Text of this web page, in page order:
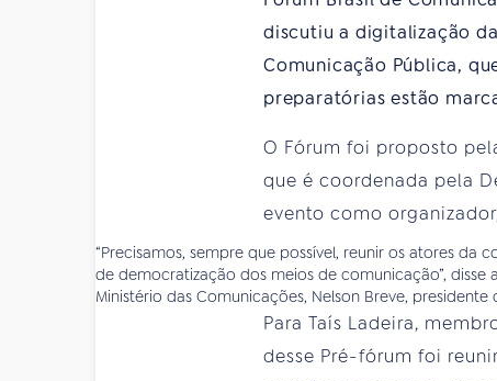
discutiu a digitalização
Comunicação Pública,
preparatórias estão
O Fórum foi proposto
que é coordenada pela
evento como
“Precisamos, sempre que possível, reunir os atores
de democratização dos meios de comunicação”,
Ministério das Comunicações, Nelson Breve,
Para Taís Ladeira,
desse Pré-fórum foi